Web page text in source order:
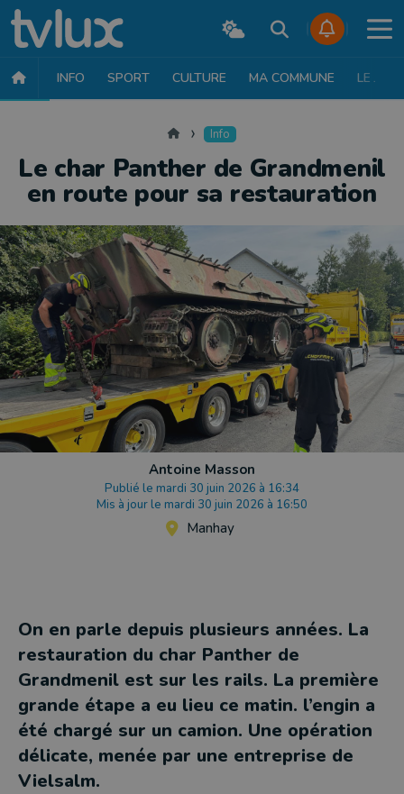
INFO SPORT CULTURE MA COMMUNE LE JT
Accueil Info
Le char Panther de Grandmenil
en route pour sa restauration
Antoine Masson
Publié le mardi 30 juin 2026 à 16:34
Mis à jour le mardi 30 juin 2026 à 16:50
Manhay
On en parle depuis plusieurs années. La
restauration du char Panther de
Grandmenil est sur les rails. La première
grande étape a eu lieu ce matin. l’engin a
été chargé sur un camion. Une opération
délicate, menée par une entreprise de
Vielsalm.